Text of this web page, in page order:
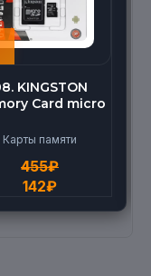
KINGSTON
Card micro
Карты памяти
455₽
142₽